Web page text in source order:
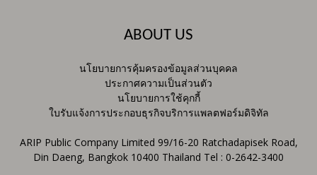
ABOUT US
นโยบายการคุ้มครองข้อมูลส่วนบุคคล
ประกาศความเป็นส่วนตัว
นโยบายการใช้คุกกี้
ใบรับแจ้งการประกอบธุรกิจบริการแพลตฟอร์มดิจิทัล
ARIP Public Company Limited 99/16-20 Ratchadapisek Road,
Din Daeng, Bangkok 10400 Thailand Tel : 0-2642-3400